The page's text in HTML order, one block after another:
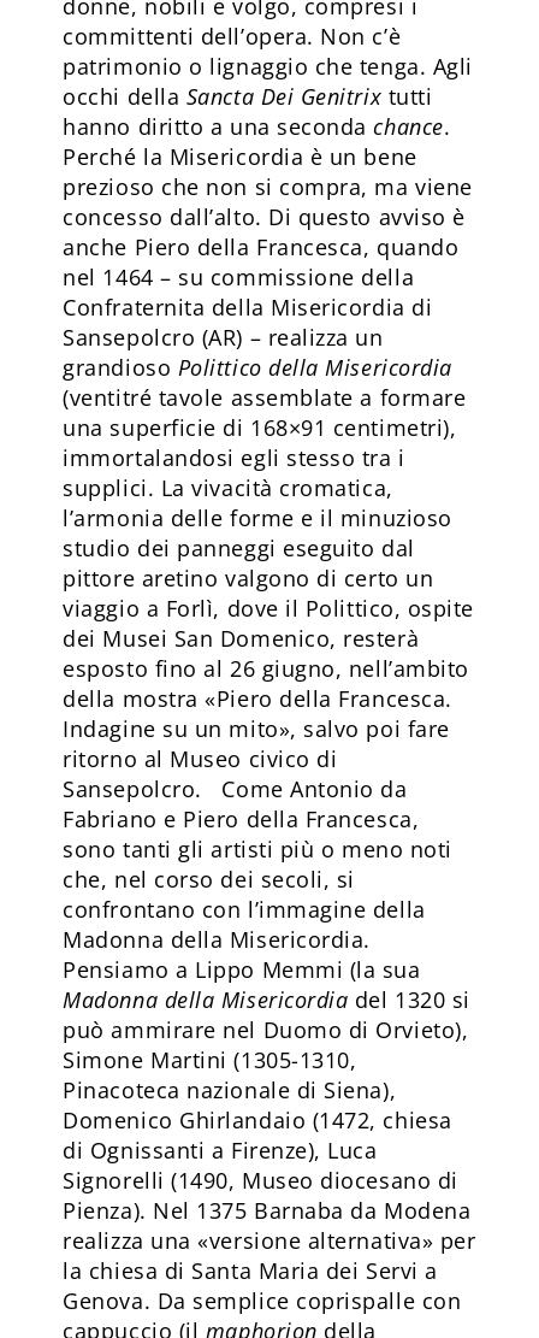
donne, nobili e volgo, compresi i
committenti dell’opera. Non c’è
patrimonio o lignaggio che tenga. Agli
occhi della Sancta Dei Genitrix tutti
hanno diritto a una secondachance.
Perché la Misericordia è un bene
prezioso che non si compra, ma viene
concesso dall’alto. Di questo avviso è
anche Piero della Francesca, quando
nel 1464 – su commissione della
Confraternita della Misericordia di
Sansepolcro (AR) – realizza un
grandioso Polittico della Misericordia
(ventitré tavole assemblate a formare
una superficie di 168×91 centimetri),
immortalandosi egli stesso tra i
supplici. La vivacità cromatica,
l’armonia delle forme e il minuzioso
studio dei panneggi eseguito dal
pittore aretino valgono di certo un
viaggio a Forlì, dove il Polittico, ospite
dei Musei San Domenico, resterà
esposto fino al 26 giugno, nell’ambito
della mostra «Piero della Francesca.
Indagine su un mito», salvo poi fare
ritorno al Museo civico di
Sansepolcro. Come Antonio da
Fabriano e Piero della Francesca,
sono tanti gli artisti più o meno noti
che, nel corso dei secoli, si
confrontano con l’immagine della
Madonna della Misericordia.
Pensiamo a Lippo Memmi (la sua
Madonna della Misericordia del 1320 si
può ammirare nel Duomo di Orvieto),
Simone Martini (1305-1310,
Pinacoteca nazionale di Siena),
Domenico Ghirlandaio (1472, chiesa
di Ognissanti a Firenze), Luca
Signorelli (1490, Museo diocesano di
Pienza). Nel 1375 Barnaba da Modena
realizza una «versione alternativa» per
la chiesa di Santa Maria dei Servi a
Genova. Da semplice coprispalle con
cappuccio (il maphorion della